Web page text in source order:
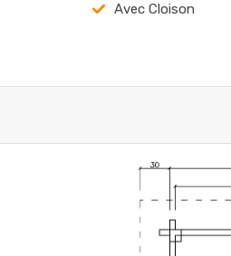
Avec Cloison